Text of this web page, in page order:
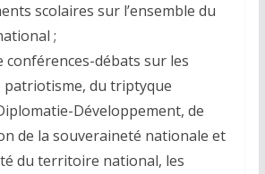
scolaires sur l’ensemble du
;
conférences-débats sur les
patriotisme, du triptyque
Développement, de
de la souveraineté nationale et
du territoire national, les